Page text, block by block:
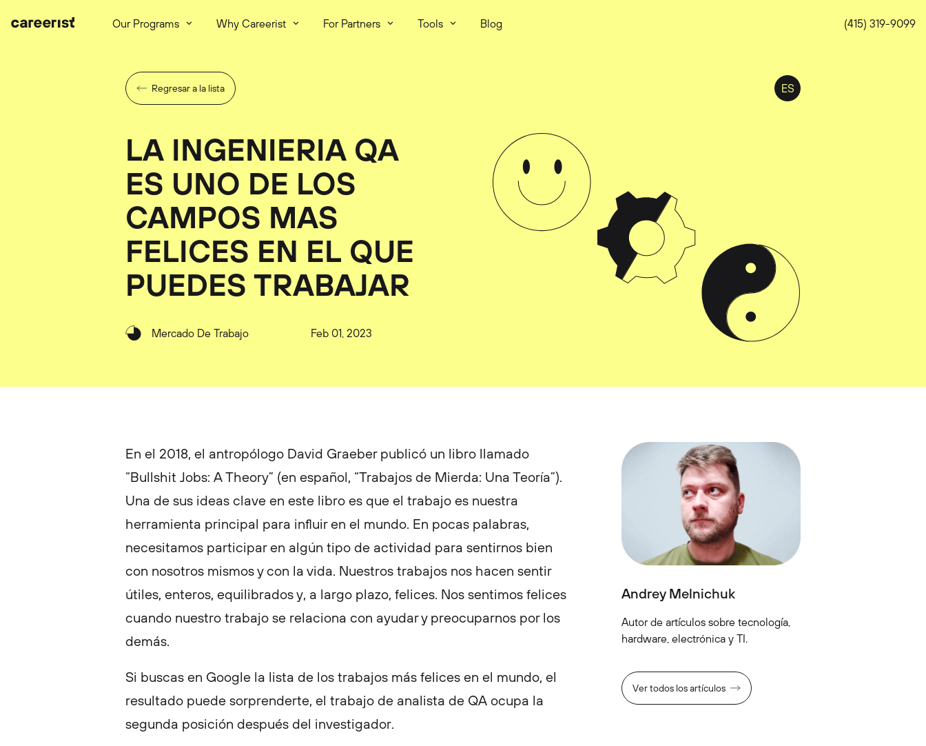
Our Programs Why Careerist For Partners Tools Blog (415) 319-9099
Regresar a la lista ES
LA INGENIERIA QA
ES UNO DE LOS
CAMPOS MAS
FELICES EN EL QUE
PUEDES TRABAJAR
Mercado De Trabajo Feb 01, 2023
En el 2018, el antropólogo David Graeber publicó un libro llamado
“Bullshit Jobs: A Theory” (en español, “Trabajos de Mierda: Una Teoría”).
Una de sus ideas clave en este libro es que el trabajo es nuestra
herramienta principal para influir en el mundo. En pocas palabras,
necesitamos participar en algún tipo de actividad para sentirnos bien
con nosotros mismos y con la vida. Nuestros trabajos nos hacen sentir
útiles, enteros, equilibrados y, a largo plazo, felices. Nos sentimos felices
cuando nuestro trabajo se relaciona con ayudar y preocuparnos por los
demás.
Si buscas en Google la lista de los trabajos más felices en el mundo, el
resultado puede sorprenderte, el trabajo de analista de QA ocupa la
segunda posición después del investigador.
Andrey Melnichuk
Autor de artículos sobre tecnología,
hardware, electrónica y TI.
Ver todos los artículos